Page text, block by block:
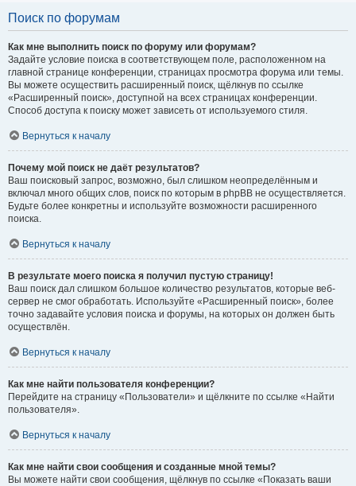
Поиск по форумам
Как мне выполнить поиск по форуму или форумам?
Задайте условие поиска в соответствующем поле, расположенном на
главной странице конференции, страницах просмотра форума или темы.
Вы можете осуществить расширенный поиск, щёлкнув по ссылке
«Расширенный поиск», доступной на всех страницах конференции.
Способ доступа к поиску может зависеть от используемого стиля.
Вернуться к началу
Почему мой поиск не даёт результатов?
Ваш поисковый запрос, возможно, был слишком неопределённым и
включал много общих слов, поиск по которым в phpBB не осуществляется.
Будьте более конкретны и используйте возможности расширенного
поиска.
Вернуться к началу
В результате моего поиска я получил пустую страницу!
Ваш поиск дал слишком большое количество результатов, которые веб-
сервер не смог обработать. Используйте «Расширенный поиск», более
точно задавайте условия поиска и форумы, на которых он должен быть
осуществлён.
Вернуться к началу
Как мне найти пользователя конференции?
Перейдите на страницу «Пользователи» и щёлкните по ссылке «Найти
пользователя».
Вернуться к началу
Как мне найти свои сообщения и созданные мной темы?
Вы можете найти свои сообщения, щёлкнув по ссылке «Показать ваши